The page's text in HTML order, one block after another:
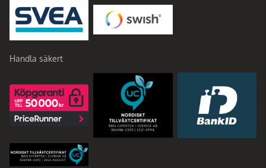
Handla säkert